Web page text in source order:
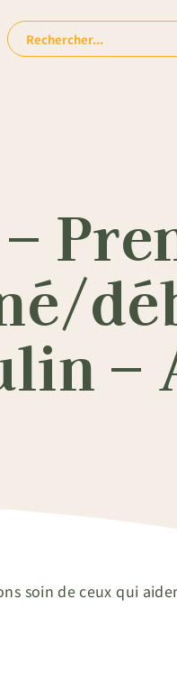
Rechercher:
–
soin de ceux qui